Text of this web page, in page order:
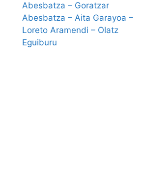
Abesbatza – Goratzar
Abesbatza – Aita Garayoa –
Loreto Aramendi – Olatz
Eguiburu